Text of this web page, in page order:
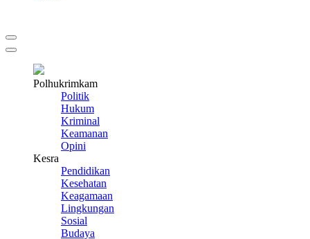
Polhukrimkam
Politik
Hukum
Kriminal
Keamanan
Opini
Kesra
Pendidikan
Kesehatan
Keagamaan
Lingkungan
Sosial
Budaya